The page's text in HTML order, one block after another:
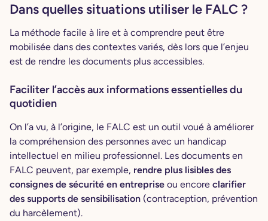
Dans quelles situations utiliser le FALC ?
La méthode facile à lire et à comprendre peut être
mobilisée dans des contextes variés, dès lors que l’enjeu
est de rendre les documents plus accessibles.
Faciliter l’accès aux informations essentielles du
quotidien
On l’a vu, à l’origine, le FALC est un outil voué à améliorer
la compréhension des personnes avec un handicap
intellectuel en milieu professionnel. Les documents en
FALC peuvent, par exemple, rendre plus lisibles des
consignes de sécurité en entreprise ou encore clarifier
des supports de sensibilisation (contraception, prévention
du harcèlement).